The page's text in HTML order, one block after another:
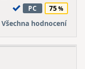
PC
75
Všechna hodnocení